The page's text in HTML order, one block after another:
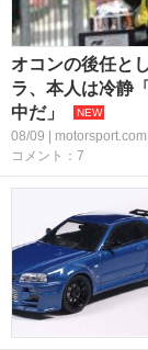
オコンの後任と
ラ、本人は冷静
中だ」
08/09 |
コメント：7